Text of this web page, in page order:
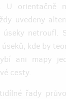
U orientačně
uvedeny
netroufl.
úseků, kde by
ani mapy
cesty.
řady